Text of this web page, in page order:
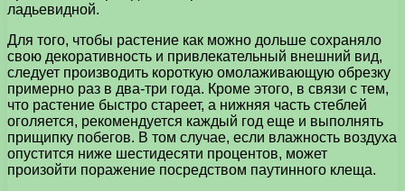
ладьевидной.
Для того, чтобы растение как можно дольше сохраняло
свою декоративность и привлекательный внешний вид,
следует производить короткую омолаживающую обрезку
примерно раз в два-три года. Кроме этого, в связи с тем,
что растение быстро стареет, а нижняя часть стеблей
оголяется, рекомендуется каждый год еще и выполнять
прищипку побегов. В том случае, если влажность воздуха
опустится ниже шестидесяти процентов, может
произойти поражение посредством паутинного клеща.